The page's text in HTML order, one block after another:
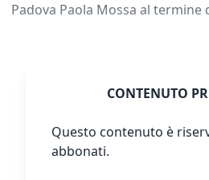
Padova Paola Mossa al termine
CONTENUTO
Questo contenuto è
abbonati.